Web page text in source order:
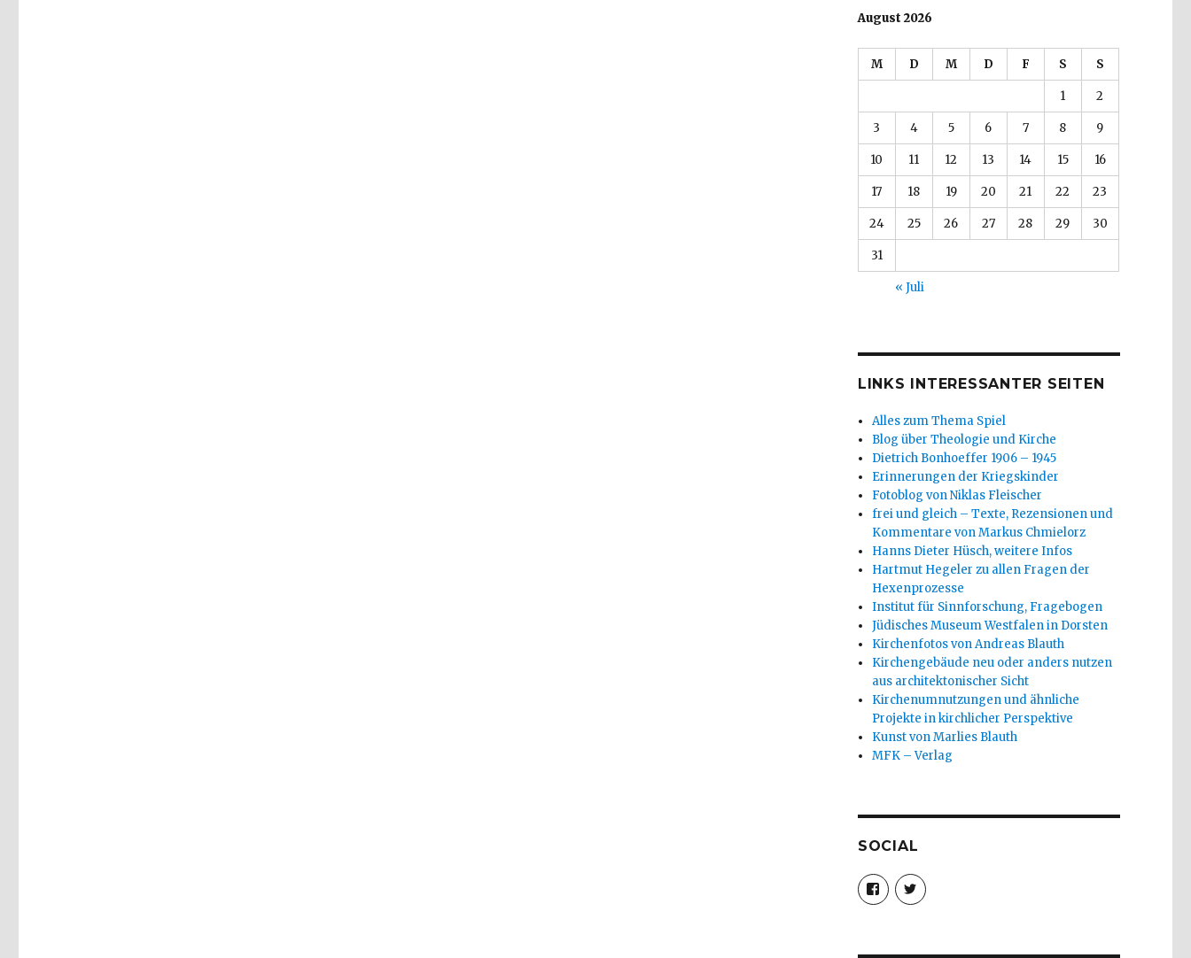
August 2026
M D M D F S S
1 2
3 4 5 6 7 8 9
10 11 12 13 14 15 16
17 18 19 20 21 22 23
24 25 26 27 28 29 30
31
« Juli
LINKS INTERESSANTER SEITEN
Alles zum Thema Spiel
Blog über Theologie und Kirche
Dietrich Bonhoeffer 1906 – 1945
Erinnerungen der Kriegskinder
Fotoblog von Niklas Fleischer
frei und gleich – Texte, Rezensionen und
Kommentare von Markus Chmielorz
Hanns Dieter Hüsch, weitere Infos
Hartmut Hegeler zu allen Fragen der
Hexenprozesse
Institut für Sinnforschung, Fragebogen
Jüdisches Museum Westfalen in Dorsten
Kirchenfotos von Andreas Blauth
Kirchengebäude neu oder anders nutzen
aus architektonischer Sicht
Kirchenumnutzungen und ähnliche
Projekte in kirchlicher Perspektive
Kunst von Marlies Blauth
MFK – Verlag
SOCIAL
Profil
von
christoph.fleischer1
anzeigen
Profil
von
anzeigen